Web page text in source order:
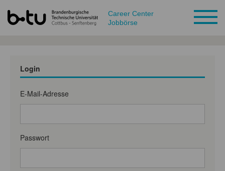
Career Center
Jobbörse
Login
E-Mail-Adresse
Passwort